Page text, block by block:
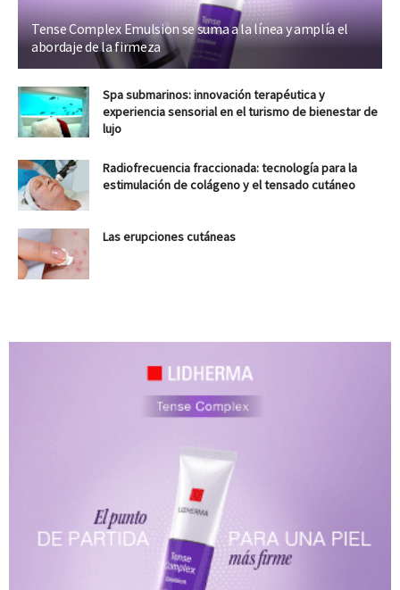
Tense Complex Emulsion se suma a la línea y amplía el
abordaje de la firmeza
Spa submarinos: innovación terapéutica y
experiencia sensorial en el turismo de bienestar de
lujo
Radiofrecuencia fraccionada: tecnología para la
estimulación de colágeno y el tensado cutáneo
Las erupciones cutáneas